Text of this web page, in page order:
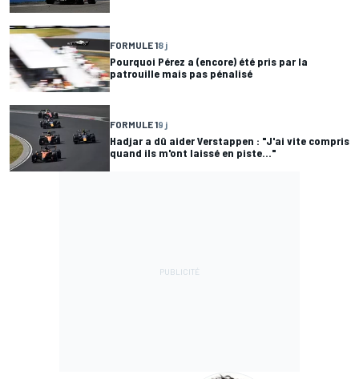
FORMULE 18 j
Pourquoi Pérez a (encore) été pris par la
patrouille mais pas pénalisé
FORMULE 19 j
Hadjar a dû aider Verstappen : "J'ai vite compris
quand ils m'ont laissé en piste..."